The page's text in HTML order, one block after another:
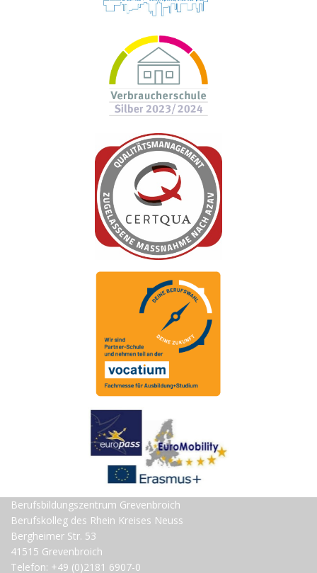
Berufsbildungszentrum Grevenbroich
Berufskolleg des Rhein Kreises Neuss
Bergheimer Str. 53
41515 Grevenbroich
Telefon: +49 (0)2181 6907-0